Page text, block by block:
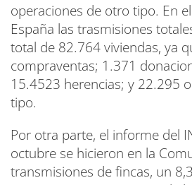
operaciones de otro tipo. En
España las trasmisiones
total de 82.764 viviendas, ya
compraventas; 1.371
15.4523 herencias; y 22.295
tipo.
Por otra parte, el informe del
octubre se hicieron en la
transmisiones de fincas, un